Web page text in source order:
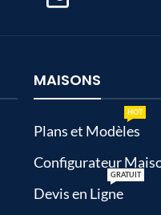
MAISONS
Plans et Modèles
HOT
Configurateur
Devis en Ligne
GRATUIT